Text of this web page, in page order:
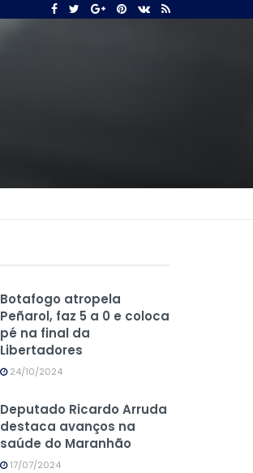
Botafogo atropela
Peñarol, faz 5 a 0 e coloca
pé na final da
Libertadores
24/10/2024
Deputado Ricardo Arruda
destaca avanços na
saúde do Maranhão
17/07/2024